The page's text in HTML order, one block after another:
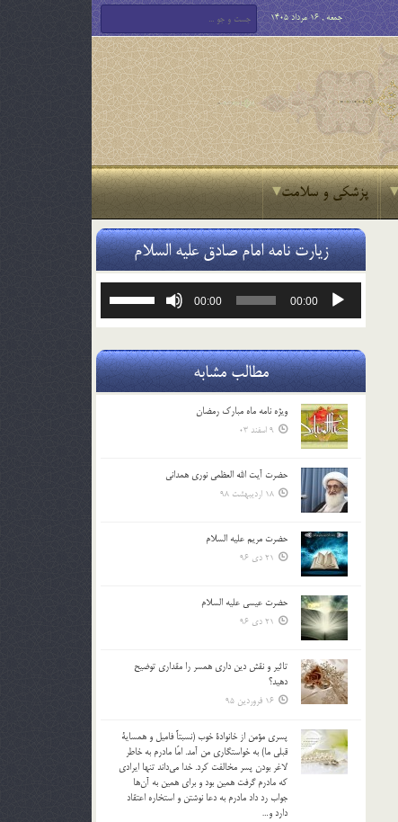
جمعه , 16 مرداد 1405
پزشکی و سلامت
زیارت نامه امام صادق علیه السلام
پخش‌کننده
00:00
00:00
یا
صدا
کلیدهای
مطالب مشابه
ویژه نامه ماه مبارک رمضان
9 اسفند 03
حضرت آیت الله العظمی نوری همدانی
18 اردیبهشت 98
حضرت مریم علیه السلام
21 دی 96
حضرت عیسی علیه السلام
21 دی 96
تاثير و نقش دين داري همسر را مقداري توضيح
دهيد؟
16 فروردین 95
پسري مؤمن از خانوادة خوب (نسبتاً فاميل و همساية
قبلي ما) به خواستگاري من آمد. امّا مادرم به خاطر
لاغر بودن پسر مخالفت كرد. خدا مي‌داند تنها ايرادي
كه مادرم گرفت همين بود و براي همين به آن‌ها
جواب رد داد مادرم به دعا نوشتن و استخاره اعتقاد
دارد و…